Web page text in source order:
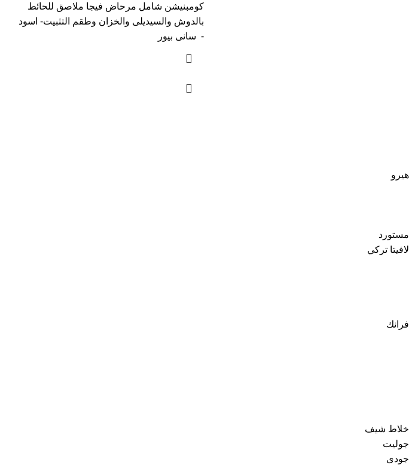
كومبنيشن شامل مرحاض فيجا ملاصق للحائط
بالدوش والسيديلى والخزان وطقم التثبيت- اسود
- سانى بيور
هيرو
مستورد
لافيتا تركي
فرانك
خلاط شيف
جوليت
جودى